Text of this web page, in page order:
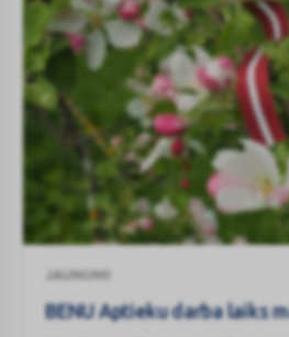
Aptieku
darba
JAUNUMI
BENU Aptieku darba laiks